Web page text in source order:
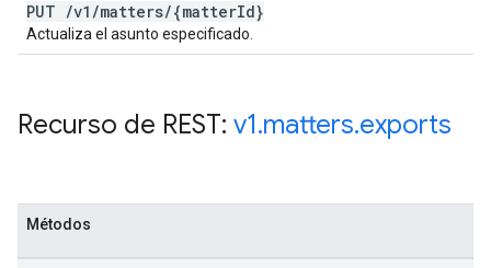
PUT /v1 /matters/{matterId}
Actualiza el asunto especificado.
Recurso de REST: v1.matters.exports
Métodos